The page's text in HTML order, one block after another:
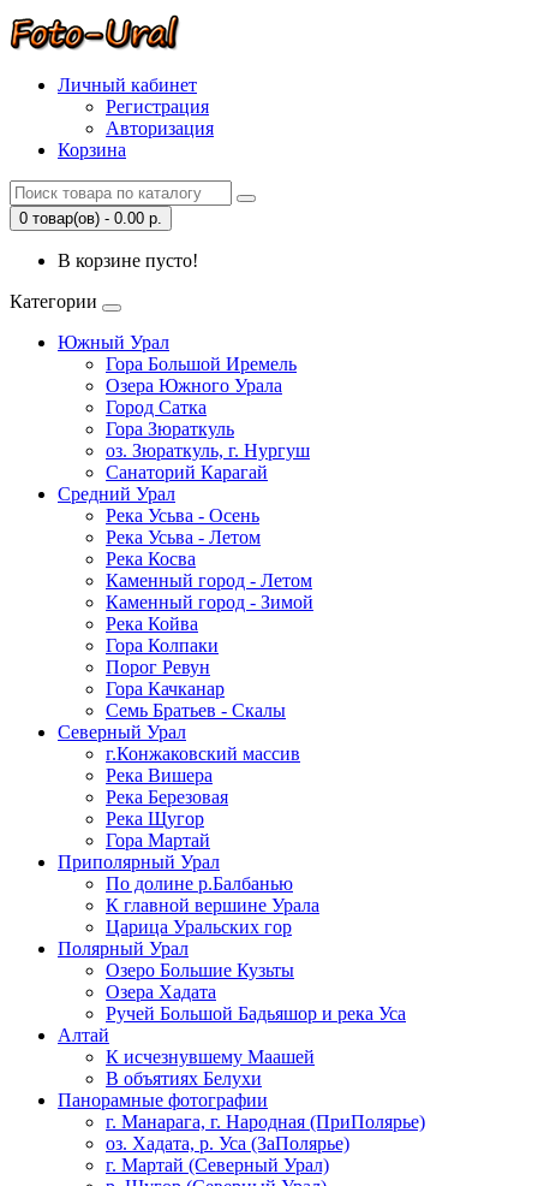
Личный кабинет
Регистрация
Авторизация
Корзина
0 товар(ов) - 0.00 р.
В корзине пусто!
Категории
Южный Урал
Гора Большой Иремель
Озера Южного Урала
Город Сатка
Гора Зюраткуль
оз. Зюраткуль, г. Нургуш
Санаторий Карагай
Средний Урал
Река Усьва - Осень
Река Усьва - Летом
Река Косва
Каменный город - Летом
Каменный город - Зимой
Река Койва
Гора Колпаки
Порог Ревун
Гора Качканар
Семь Братьев - Скалы
Северный Урал
г.Конжаковский массив
Река Вишера
Река Березовая
Река Щугор
Гора Мартай
Приполярный Урал
По долине р.Балбанью
К главной вершине Урала
Царица Уральских гор
Полярный Урал
Озеро Большие Кузьты
Озера Хадата
Ручей Большой Бадьяшор и река Уса
Алтай
К исчезнувшему Маашей
В объятиях Белухи
Панорамные фотографии
г. Манарага, г. Народная (ПриПолярье)
оз. Хадата, р. Уса (ЗаПолярье)
г. Мартай (Северный Урал)